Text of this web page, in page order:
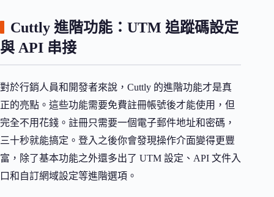
Cuttly 進階功能：UTM 追蹤碼設定
與 API 串接
對於行銷人員和開發者來說，Cuttly 的進階功能才是真
正的亮點。這些功能需要免費註冊帳號後才能使用，但
完全不用花錢。註冊只需要一個電子郵件地址和密碼，
三十秒就能搞定。登入之後你會發現操作介面變得更豐
富，除了基本功能之外還多出了 UTM 設定、API 文件入
口和自訂網域設定等進階選項。